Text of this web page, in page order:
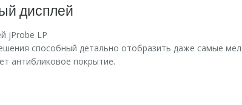
дисплей
способный детально отобразить даже самые
антибликовое покрытие.